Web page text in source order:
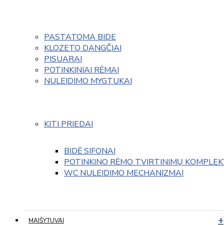
PASTATOMA BIDE
KLOZETO DANGČIAI
PISUARAI
POTINKINIAI RĖMAI
NULEIDIMO MYGTUKAI
KITI PRIEDAI
BIDĖ SIFONAI
POTINKINO RĖMO TVIRTINIMŲ
WC NULEIDIMO MECHANIZMAI
MAIŠYTUVAI